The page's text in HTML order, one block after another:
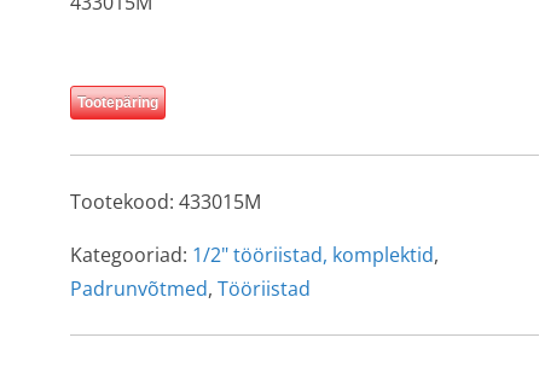
Tootepäring
Tootekood: 433015M
Kategooriad: 1/2" tööriistad, komplektid,
Padrunvõtmed, Tööriistad